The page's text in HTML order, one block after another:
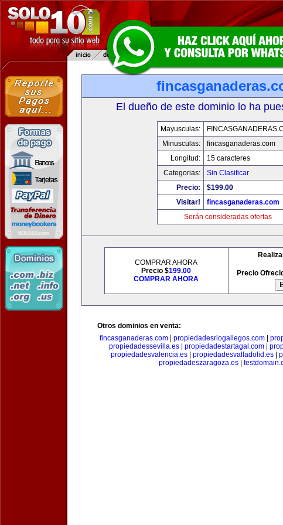
El dueño de este dominio lo ha
Mayusculas:
Minusculas:
fincasganaderas.com
Longitud:
15 caracteres
Categorias:
Sin Clasificar
Precio:
$199.00
Visitar!
fincasganaderas.com
Serán consideradas ofertas
COMPRAR AHORA
Precio $199.00
COMPRAR AHORA
Precio
Otros dominios en venta:
fincasganaderas.com
propiedadesriogallegos.com
propiedadessevilla.es
propiedadestartagal.com
propiedadesvalencia.es| propiedadesvalladolid.es|
propiedadeszaragoza.es|